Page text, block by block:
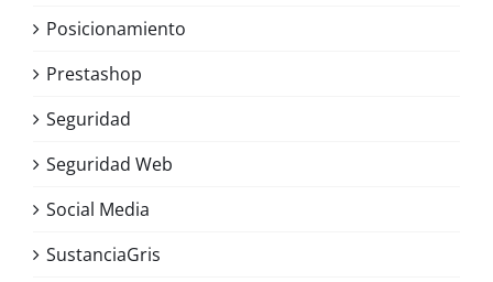
Posicionamiento
Prestashop
Seguridad
Seguridad Web
Social Media
SustanciaGris